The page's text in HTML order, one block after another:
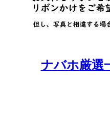
ナバホ厳